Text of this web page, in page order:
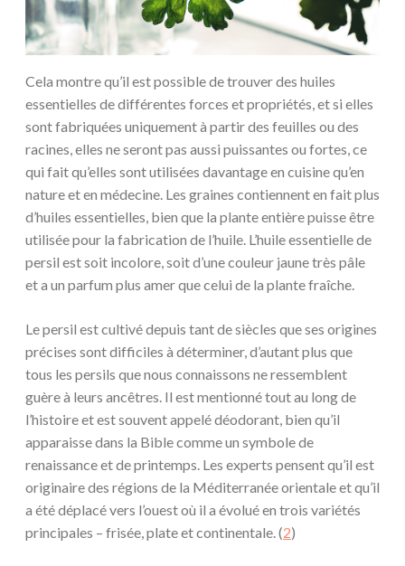
Cela montre qu’il est possible de trouver des huiles
essentielles de différentes forces et propriétés, et si elles
sont fabriquées uniquement à partir des feuilles ou des
racines, elles ne seront pas aussi puissantes ou fortes, ce
qui fait qu’elles sont utilisées davantage en cuisine qu’en
nature et en médecine. Les graines contiennent en fait plus
d’huiles essentielles, bien que la plante entière puisse être
utilisée pour la fabrication de l’huile. L’huile essentielle de
persil est soit incolore, soit d’une couleur jaune très pâle
et a un parfum plus amer que celui de la plante fraîche.
Le persil est cultivé depuis tant de siècles que ses origines
précises sont difficiles à déterminer, d’autant plus que
tous les persils que nous connaissons ne ressemblent
guère à leurs ancêtres. Il est mentionné tout au long de
l’histoire et est souvent appelé déodorant, bien qu’il
apparaisse dans la Bible comme un symbole de
renaissance et de printemps. Les experts pensent qu’il est
originaire des régions de la Méditerranée orientale et qu’il
a été déplacé vers l’ouest où il a évolué en trois variétés
principales – frisée, plate et continentale. (2)